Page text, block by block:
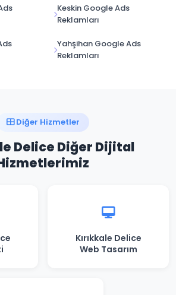
Keskin Google Ads
Reklamları
Yahşihan Google Ads
Reklamları
Diğer Hizmetler
Delice Diğer Dijital
Kırıkkale Delice
Web Tasarım